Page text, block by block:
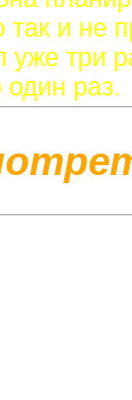
и не
три
один раз.